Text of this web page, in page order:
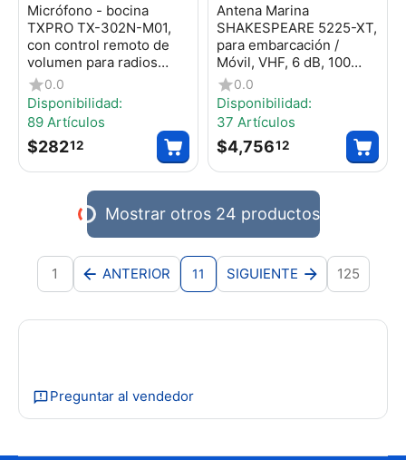
Micrófono - bocina
TXPRO TX-302N-M01,
con control remoto de
volumen para radios
Motorola serie GP300,
SP50, P1225, PRO3150,
MAG ONE, EP450, EP350
y Hytera serie TC500,
518, 600,...
0.0
Disponibilidad:
89 Artículos
$28212
Antena Marina
SHAKESPEARE 5225-XT,
para embarcación /
Móvil, VHF, 6 dB, 100
Watts.
0.0
Disponibilidad:
37 Artículos
$4,75612
Mostrar otros 24 productos
1 ANTERIOR 11 SIGUIENTE 125
Preguntar al vendedor